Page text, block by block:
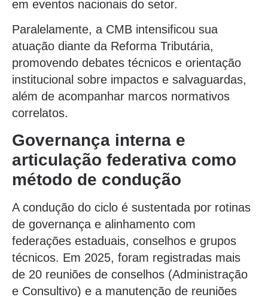
em eventos nacionais do setor.
Paralelamente, a CMB intensificou sua
atuação diante da Reforma Tributária,
promovendo debates técnicos e orientação
institucional sobre impactos e salvaguardas,
além de acompanhar marcos normativos
correlatos.
Governança interna e
articulação federativa como
método de condução
A condução do ciclo é sustentada por rotinas
de governança e alinhamento com
federações estaduais, conselhos e grupos
técnicos. Em 2025, foram registradas mais
de 20 reuniões de conselhos (Administração
e Consultivo) e a manutenção de reuniões